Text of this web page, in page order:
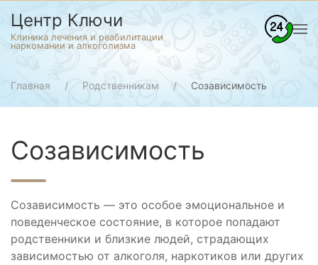
Центр Ключи
Клиника лечения и реабилитации
наркомании и алкоголизма
Главная Родственникам Созависимость
Созависимость
Созависимость — это особое эмоциональное и
поведенческое состояние, в которое попадают
родственники и близкие людей, страдающих
зависимостью от алкоголя, наркотиков или других